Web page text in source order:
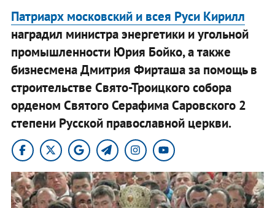
Патриарх московский и всея Руси Кирилл
наградил министра энергетики и угольной
промышленности Юрия Бойко, а также
бизнесмена Дмитрия Фирташа за помощь в
строительстве Свято-Троицкого собора
орденом Святого Серафима Саровского 2
степени Русской православной церкви.